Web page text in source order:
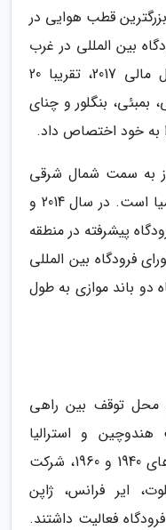
مساحت 1000 هکتار، بزرگترین قطب هوایی در
بین المللی در غرب
بنگال است. فرودگاه کلکته در سال مالی 2017، تقریبا 20
بنگلور و چنای
به خود اختصاص داد.
به سمت شمال شرقی
هند، بوتان، چین و جنوب شرقی آسیا است. در سال 2014 و
پیشرفته در منطقه
فرودگاه بین المللی
باند موازی به طول
محل توقف بین راهی
و استرالیا
استفاده می شده است. بین سال های 1940 و 1960، شرکت
ایر فرانس، ژاپن
فرودگاه فعالیت داشتند.